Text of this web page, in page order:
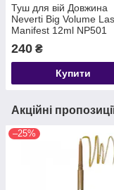
Туш для вій Довжина
Neverti Big Volume
Manifest 12ml NP501
240 ₴
Купити
Акційні
–25%